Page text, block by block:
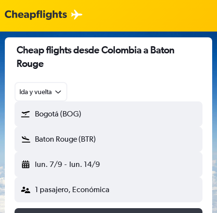
Cheap flights desde Colombia a Baton
Rouge
Ida y vuelta
Bogotá (BOG)
Baton Rouge (BTR)
lun. 7/9 - lun. 14/9
1 pasajero, Económica